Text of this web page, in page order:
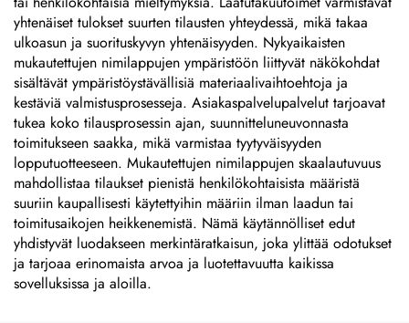
yhtenäiset tulokset suurten tilausten yhteydessä, mikä takaa
ulkoasun ja suorituskyvyn yhtenäisyyden. Nykyaikaisten
mukautettujen nimilappujen ympäristöön liittyvät näkökohdat
sisältävät ympäristöystävällisiä materiaalivaihtoehtoja ja
kestäviä valmistusprosesseja. Asiakaspalvelupalvelut tarjoavat
tukea koko tilausprosessin ajan, suunnitteluneuvonnasta
toimitukseen saakka, mikä varmistaa tyytyväisyyden
lopputuotteeseen. Mukautettujen nimilappujen skaalautuvuus
mahdollistaa tilaukset pienistä henkilökohtaisista määristä
suuriin kaupallisesti käytettyihin määriin ilman laadun tai
toimitusaikojen heikkenemistä. Nämä käytännölliset edut
yhdistyvät luodakseen merkintäratkaisun, joka ylittää odotukset
ja tarjoaa erinomaista arvoa ja luotettavuutta kaikissa
sovelluksissa ja aloilla.